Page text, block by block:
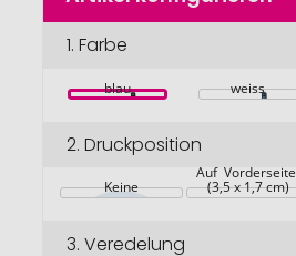
Bildgalerie
1. Farbe
blau weiss
2. Druckposition
Keine
Auf  Vorderseite
(3,5 x 1,7 cm)
3. Veredelung